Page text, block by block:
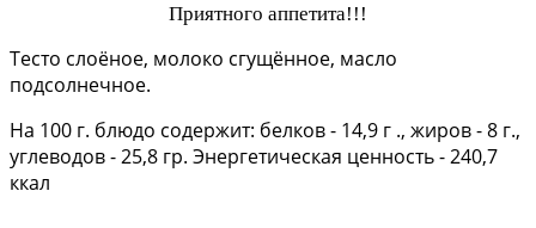
Приятного аппетита!!!
Тесто слоёное, молоко сгущённое, масло
подсолнечное.
На 100 г. блюдо содержит: белков - 14,9 г ., жиров - 8 г.,
углеводов - 25,8 гр. Энергетическая ценность - 240,7
ккал